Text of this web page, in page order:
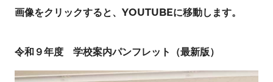
画像をクリックすると、YOUTUBEに移動します。
令和９年度 学校案内パンフレット（最新版）